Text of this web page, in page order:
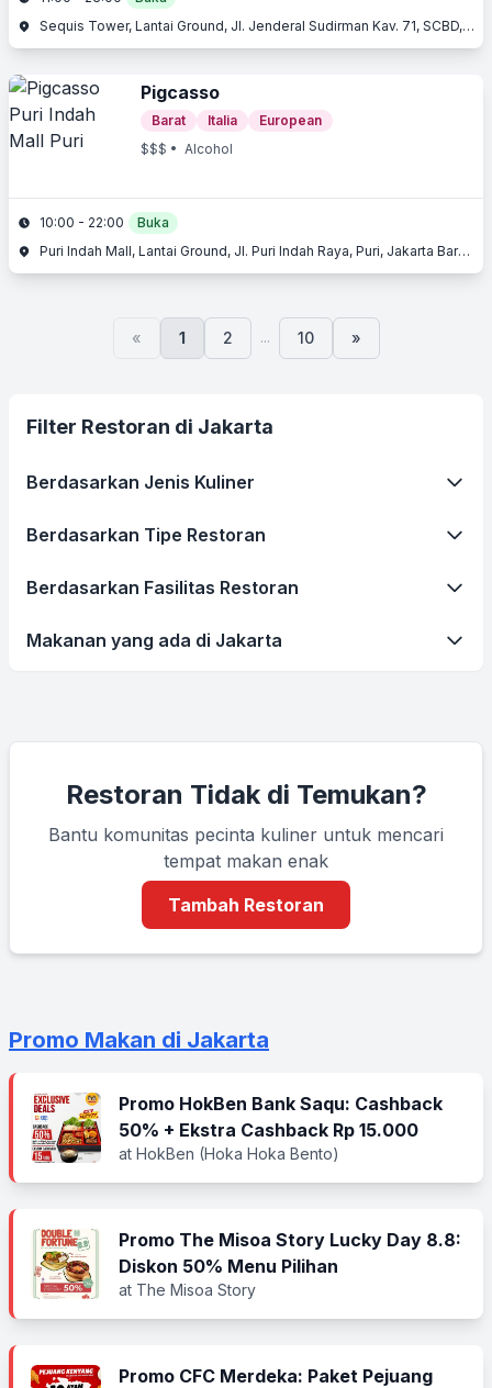
Sequis Tower, Lantai Ground, Jl. Jenderal Sudirman Kav. 71, SCBD, Kebayoran Baru, Jakarta Selatan, Jakarta
Pigcasso
Barat Italia
European
$$$ • Alcohol
10:00 - 22:00
Buka
Puri Indah Mall, Lantai Ground, Jl. Puri Indah Raya, Puri, Jakarta Barat, Jakarta
« 1 2 ... 10 »
Filter Restoran di Jakarta
Berdasarkan Jenis Kuliner
Berdasarkan Tipe Restoran
Berdasarkan Fasilitas Restoran
Makanan yang ada di Jakarta
Restoran Tidak di Temukan?
Bantu komunitas pecinta kuliner untuk mencari
tempat makan enak
Tambah Restoran
Promo Makan di Jakarta
Promo HokBen Bank Saqu: Cashback
50% + Ekstra Cashback Rp 15.000
at HokBen (Hoka Hoka Bento)
Promo The Misoa Story Lucky Day 8.8:
Diskon 50% Menu Pilihan
at The Misoa Story
Promo CFC Merdeka: Paket Pejuang